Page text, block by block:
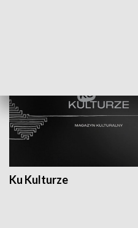
Ku Kulturze